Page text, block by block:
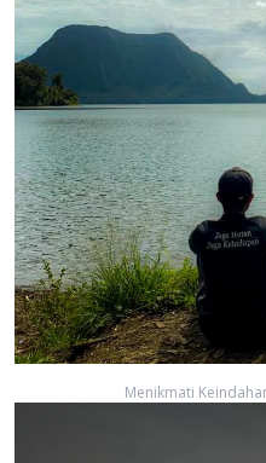
Menikmati